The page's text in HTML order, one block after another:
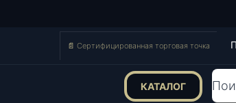
📄 Сертифицированная торговая точка
КАТАЛОГ